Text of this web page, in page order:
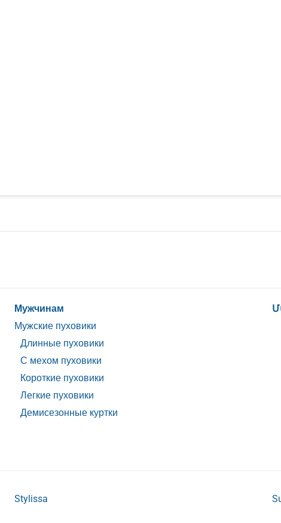
Мужчинам
Мужские пуховики
Длинные пуховики
С мехом пуховики
Короткие пуховики
Легкие пуховики
Демисезонные куртки
Stylissa